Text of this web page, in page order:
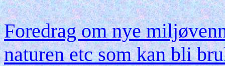
Foredrag om nye
naturen etc som kan bli